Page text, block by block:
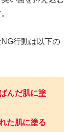
行動は以下の
んだ肌に塗
た肌に塗る